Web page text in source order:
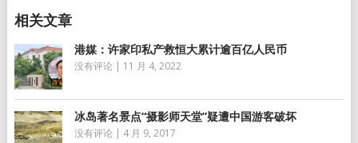
港媒：许家印私产救恒大累计逾百亿人民币
没有评论 | 11 月 4, 2022
冰岛著名景点“摄影师天堂”疑遭中国游客破坏
没有评论 | 4 月 9, 2017